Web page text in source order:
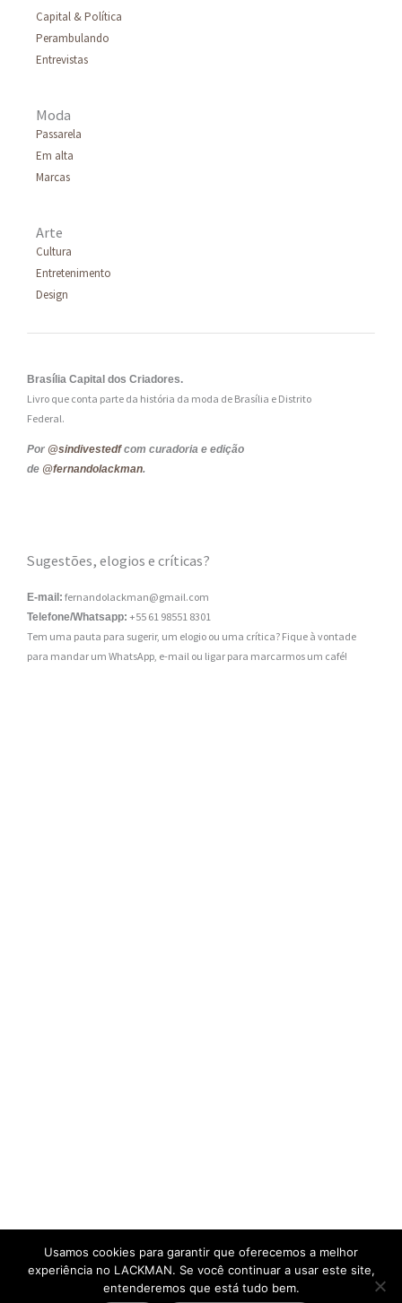
Capital & Política
Perambulando
Entrevistas
Moda
Passarela
Em alta
Marcas
Arte
Cultura
Entretenimento
Design
Brasília Capital dos Criadores.
Livro que conta parte da história da moda de Brasília e Distrito
Federal.
Por @sindivestedfcom curadoria e edição
de @fernandolackman.
Sugestões, elogios e críticas?
E-mail: fernandolackman@gmail.com
Telefone/Whatsapp: +55 61 98551 8301
Tem uma pauta para sugerir, um elogio ou uma crítica? Fique à vontade
para mandar um WhatsApp, e-mail ou ligar para marcarmos um café!
Usamos cookies para garantir que oferecemos a melhor
experiência no LACKMAN. Se você continuar a usar este site,
entenderemos que está tudo bem.